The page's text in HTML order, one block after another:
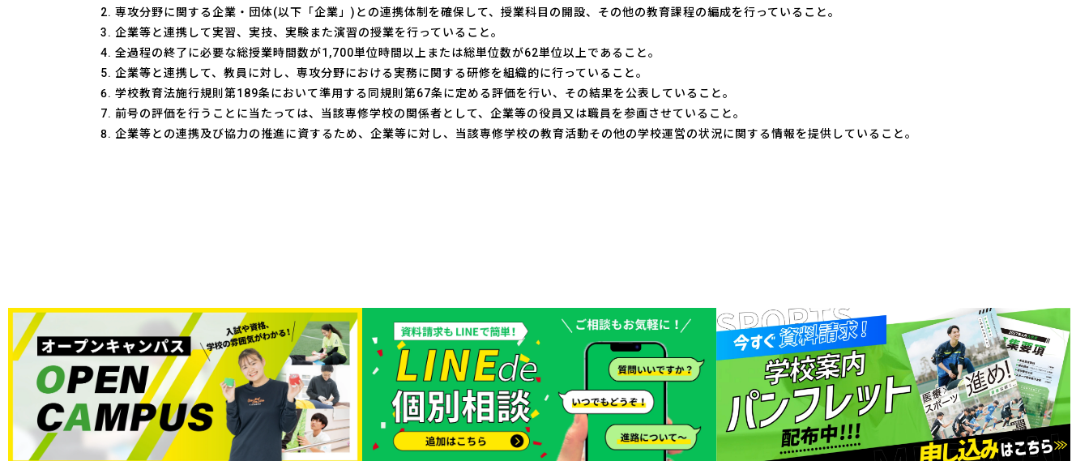
専攻分野に関する企業・団体(以下「企業」)との連携体制を確保して、授業科目の開設、その他の教育課程の編成を行っていること。
企業等と連携して実習、実技、実験また演習の授業を行っていること。
全過程の終了に必要な総授業時間数が1,700単位時間以上または総単位数が62単位以上であること。
企業等と連携して、教員に対し、専攻分野における実務に関する研修を組織的に行っていること。
学校教育法施行規則第189条において準用する同規則第67条に定める評価を行い、その結果を公表していること。
前号の評価を行うことに当たっては、当該専修学校の関係者として、企業等の役員又は職員を参画させていること。
企業等との連携及び協力の推進に資するため、企業等に対し、当該専修学校の教育活動その他の学校運営の状況に関する情報を提供していること。